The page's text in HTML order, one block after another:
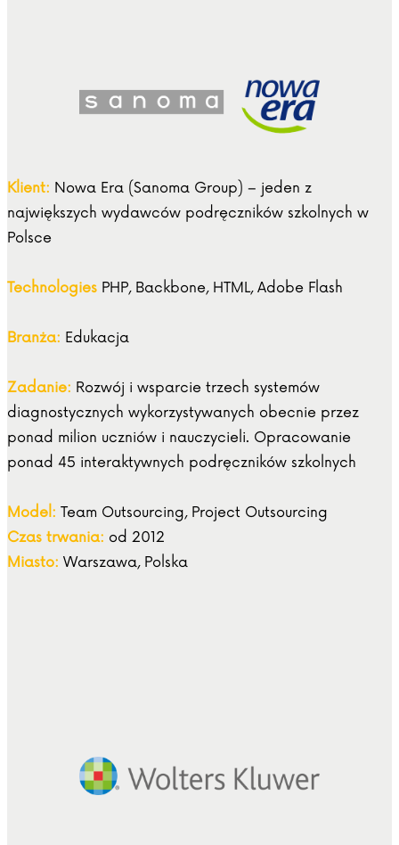
Klient: Nowa Era (Sanoma Group) – jeden z
największych wydawców podręczników szkolnych w
Polsce
Technologies PHP, Backbone, HTML, Adobe Flash
Branża: Edukacja
Zadanie: Rozwój i wsparcie trzech systemów
diagnostycznych wykorzystywanych obecnie przez
ponad milion uczniów i nauczycieli. Opracowanie
ponad 45 interaktywnych podręczników szkolnych
Model: Team Outsourcing, Project Outsourcing
Czas trwania: od 2012
Miasto: Warszawa, Polska